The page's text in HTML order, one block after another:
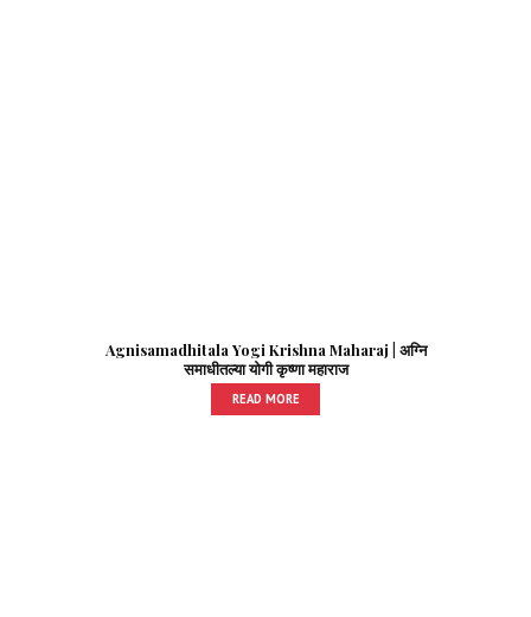
Agnisamadhitala Yogi Krishna Maharaj | अग्नि
समाधीतल्या योगी कृष्णा महाराज
READ MORE